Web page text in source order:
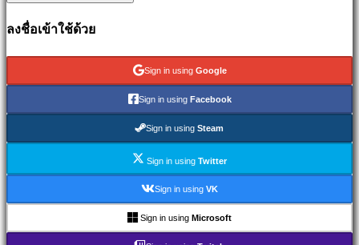
รายการ
ข่าวสาร
ฟ
ลงชื่อเข้าใช้ด้วย
Sign in using Google
Sign in using Facebook
Sign in using Steam
Sign in using Twitter
Sign in using VK
Sign in using Microsoft